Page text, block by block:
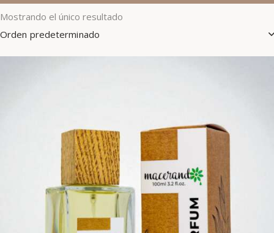
Mostrando el único resultado